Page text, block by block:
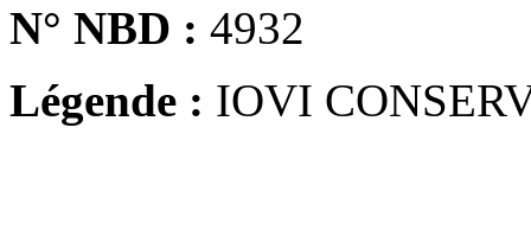
N° NBD : 4932
Légende : IOVI